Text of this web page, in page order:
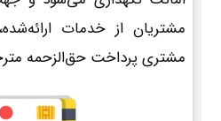
مشتریان از خدمات
مشتری پرداخت حق‌الزحمه